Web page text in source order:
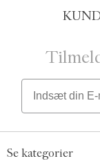
Email
Se kategorier